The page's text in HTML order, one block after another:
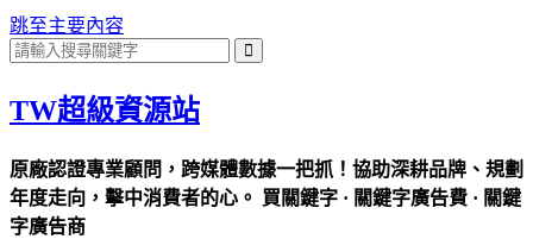
跳至主要內容
TW超級資源站
原廠認證專業顧問，跨媒體數據一把抓！協助深耕品牌、規劃
年度走向，擊中消費者的心。 買關鍵字 · 關鍵字廣告費 · 關鍵
字廣告商